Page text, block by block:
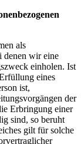
als
denen wir eine
einholen. Ist
eines
ist,
der
Erbringung einer
sind, so beruht
gilt für solche